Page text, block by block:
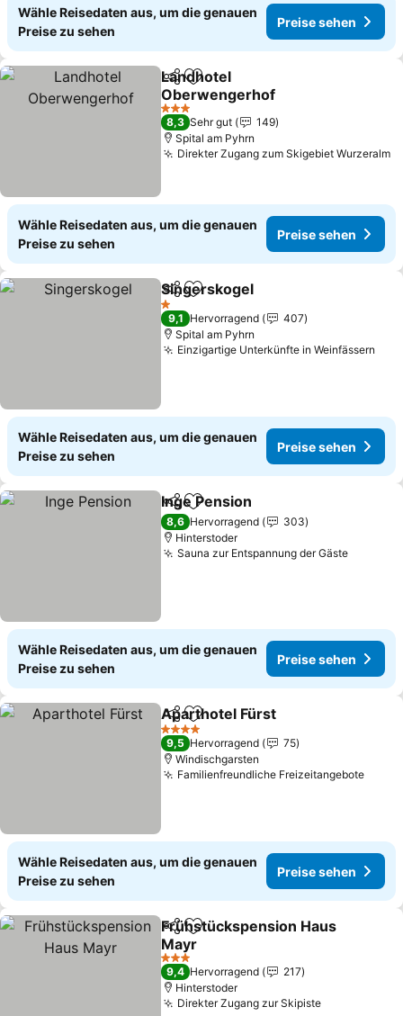
Wähle Reisedaten aus, um die genauen
Preise zu sehen
Preise sehen
TeilenZu Favoriten hinzufügen
Landhotel
Oberwengerhof
Preise sehen
3 Sterne
8,3 Sehr gut
149
Spital am Pyhrn
Direkter Zugang zum Skigebiet Wurzeralm
Wähle Reisedaten aus, um die genauen
Preise zu sehen
Preise sehen
TeilenZu Favoriten hinzufügen
Singerskogel
1 Sterne
9,1 Hervorragend
407
Spital am Pyhrn
Einzigartige Unterkünfte in Weinfässern
Wähle Reisedaten aus, um die genauen
Preise zu sehen
Preise sehen
TeilenZu Favoriten hinzufügen
Inge Pension
8,6 Hervorragend
303
Hinterstoder
Sauna zur Entspannung der GästePreise
Wähle Reisedaten aus, um die genauen
Preise zu sehen
Preise sehen
TeilenZu Favoriten hinzufügen
Aparthotel Fürst
4 Sterne
9,5 Hervorragend
75
Windischgarsten
Familienfreundliche Freizeitangebote
Wähle Reisedaten aus, um die genauen
Preise zu sehen
Preise sehen
TeilenZu Favoriten hinzufügen
Frühstückspension Haus
Mayr
Preise sehen
3 Sterne
9,4 Hervorragend
217
Hinterstoder
Direkter Zugang zur SkipistePreise